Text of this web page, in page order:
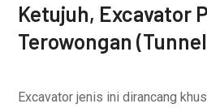
Ketujuh, Excavator
Terowongan
Excavator jenis ini dirancang